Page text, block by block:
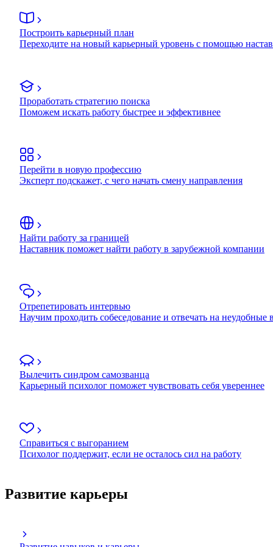
Построить карьерный план
Переходите на новый карьерный уровень с помощью
Проработать стратегию поиска
Поможем искать работу быстрее и эффективнее
Перейти в новую профессию
Эксперт подскажет, с чего начать смену направления
Найти работу за границей
Наставник поможет найти работу в зарубежной компании
Отрепетировать интервью
Научим проходить собеседование и отвечать на неудобные
Вылечить синдром самозванца
Карьерный психолог поможет чувствовать себя увереннее
Справиться с выгоранием
Психолог поддержит, если не осталось сил на работу
Развитие карьеры